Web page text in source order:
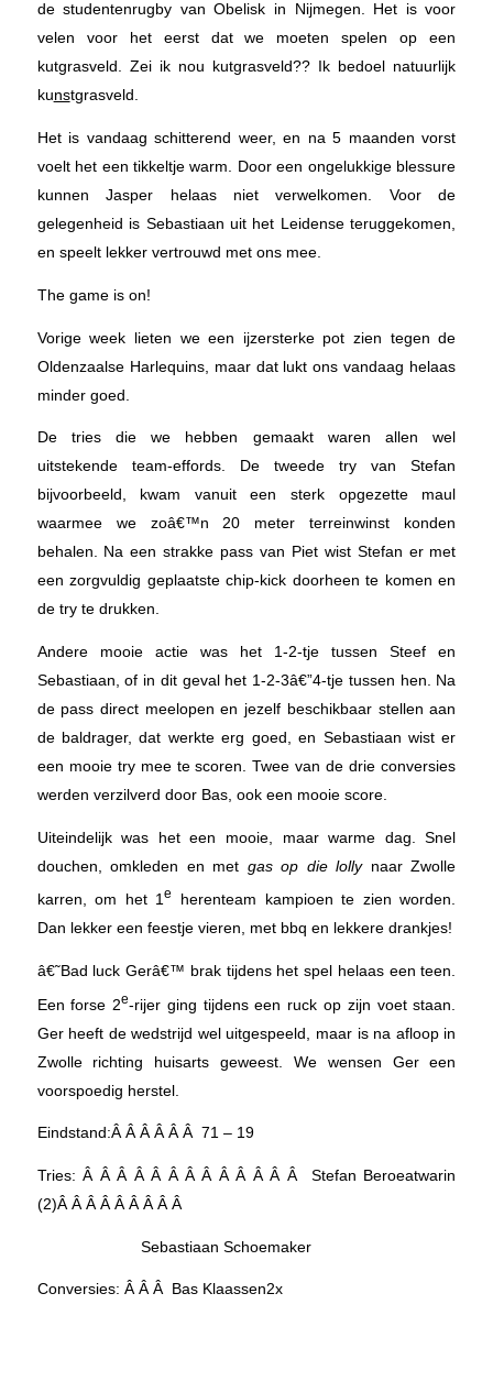
de studentenrugby van Obelisk in Nijmegen. Het is voor
velen voor het eerst dat we moeten spelen op een
kutgrasveld. Zei ik nou kutgrasveld?? Ik bedoel natuurlijk
kunstgrasveld.
Het is vandaag schitterend weer, en na 5 maanden vorst
voelt het een tikkeltje warm. Door een ongelukkige blessure
kunnen Jasper helaas niet verwelkomen. Voor de
gelegenheid is Sebastiaan uit het Leidense teruggekomen,
en speelt lekker vertrouwd met ons mee.
The game is on!
Vorige week lieten we een ijzersterke pot zien tegen de
Oldenzaalse Harlequins, maar dat lukt ons vandaag helaas
minder goed.
De tries die we hebben gemaakt waren allen wel
uitstekende team-effords. De tweede try van Stefan
bijvoorbeeld, kwam vanuit een sterk opgezette maul
waarmee we zoâ€™n 20 meter terreinwinst konden
behalen. Na een strakke pass van Piet wist Stefan er met
een zorgvuldig geplaatste chip-kick doorheen te komen en
de try te drukken.
Andere mooie actie was het 1-2-tje tussen Steef en
Sebastiaan, of in dit geval het 1-2-3â€”4-tje tussen hen. Na
de pass direct meelopen en jezelf beschikbaar stellen aan
de baldrager, dat werkte erg goed, en Sebastiaan wist er
een mooie try mee te scoren. Twee van de drie conversies
werden verzilverd door Bas, ook een mooie score.
Uiteindelijk was het een mooie, maar warme dag. Snel
douchen, omkleden en met gas op die lollynaar Zwolle
karren, om het 1e
herenteam kampioen te zien worden.
Dan lekker een feestje vieren, met bbq en lekkere drankjes!
â€˜Bad luck Gerâ€™ brak tijdens het spel helaas een teen.
Een forse 2e-rijer ging tijdens een ruck op zijn voet staan.
Ger heeft de wedstrijd wel uitgespeeld, maar is na afloop in
Zwolle richting huisarts geweest. We wensen Ger een
voorspoedig herstel.
Eindstand:Â Â Â Â Â Â 71 – 19
Tries: Â Â Â Â Â Â Â Â Â Â Â Â Â Stefan Beroeatwarin
(2)Â Â Â Â Â Â Â Â Â
Sebastiaan Schoemaker
Conversies: Â Â Â Bas Klaassen2x